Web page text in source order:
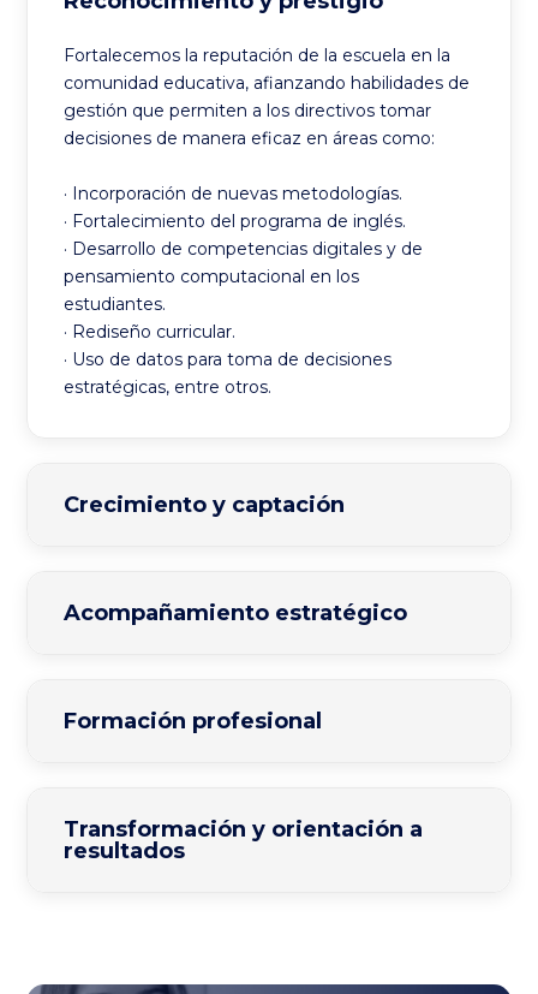
Fortalecemos la reputación de la escuela en la
comunidad educativa, afianzando habilidades de
gestión que permiten a los directivos tomar
decisiones de manera eficaz en áreas como:
· Incorporación de nuevas metodologías.
· Fortalecimiento del programa de inglés.
· Desarrollo de competencias digitales y de
pensamiento computacional en los
estudiantes.
· Rediseño curricular.
· Uso de datos para toma de decisiones
estratégicas, entre otros.
Crecimiento y captación
Acompañamiento estratégico
Formación profesional
Transformación y orientación a
resultados